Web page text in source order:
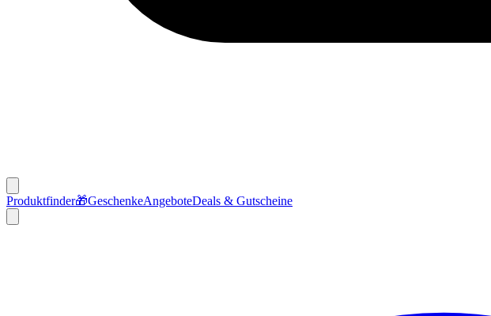
Produktfinder🎁GeschenkeAngeboteDeals & Gutscheine